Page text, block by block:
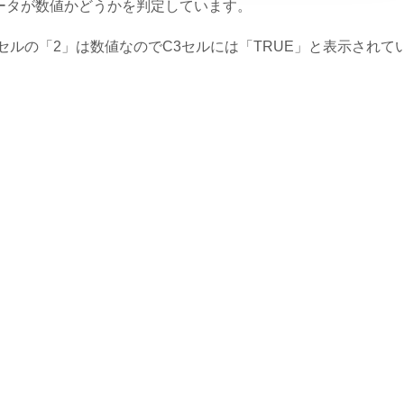
タが数値かどうかを判定しています。
ルの「2」は数値なのでC3セルには「TRUE」と表示されて